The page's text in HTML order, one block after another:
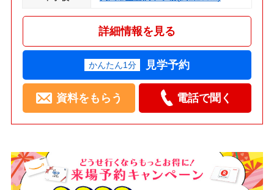
詳細情報を見る
かんたん1分 見学予約
資料をもらう 電話で聞く